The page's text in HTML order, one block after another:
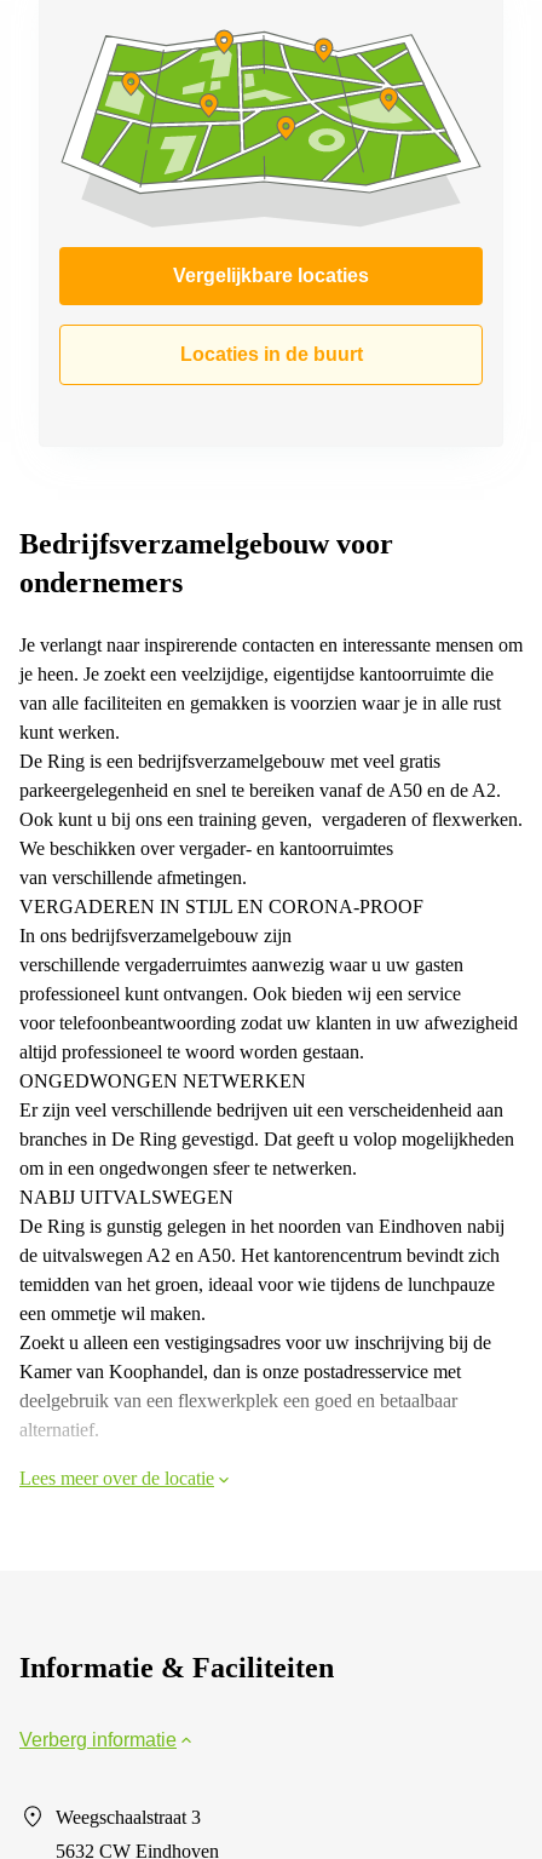
Kantoor
Hengelo
Bedrijfsruimte
Huren in
Nijmegen
Vergelijkbare locaties
Locaties in de buurt
Bedrijfsverzamelgebouw voor
ondernemers
Je verlangt naar inspirerende contacten en interessante mensen om
je heen. Je zoekt een veelzijdige, eigentijdse kantoorruimte die
van alle faciliteiten en gemakken is voorzien waar je in alle rust
kunt werken.
De Ring is een bedrijfsverzamelgebouw met veel gratis
parkeergelegenheid en snel te bereiken vanaf de A50 en de A2.
Ook kunt u bij ons een training geven, vergaderen of flexwerken.
We beschikken over vergader- en kantoorruimtes
van verschillende afmetingen.
VERGADEREN IN STIJL EN CORONA-PROOF
In ons bedrijfsverzamelgebouw zijn
verschillende vergaderruimtes aanwezig waar u uw gasten
professioneel kunt ontvangen. Ook bieden wij een service
voor telefoonbeantwoording zodat uw klanten in uw afwezigheid
altijd professioneel te woord worden gestaan.
ONGEDWONGEN NETWERKEN
Er zijn veel verschillende bedrijven uit een verscheidenheid aan
branches in De Ring gevestigd. Dat geeft u volop mogelijkheden
om in een ongedwongen sfeer te netwerken.
NABIJ UITVALSWEGEN
De Ring is gunstig gelegen in het noorden van Eindhoven nabij
de uitvalswegen A2 en A50. Het kantorencentrum bevindt zich
temidden van het groen, ideaal voor wie tijdens de lunchpauze
een ommetje wil maken.
Zoekt u alleen een vestigingsadres voor uw inschrijving bij de
Kamer van Koophandel, dan is onze postadresservice met
deelgebruik van een flexwerkplek een goed en betaalbaar
alternatief.
Lees meer over de locatie
Informatie & Faciliteiten
Verberg informatie
Weegschaalstraat 3
5632 CW Eindhoven